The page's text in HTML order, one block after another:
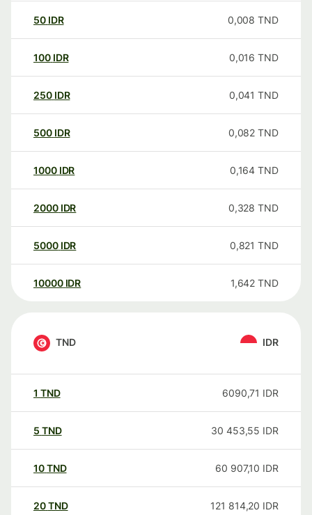
50 IDR 0,008 TND
100 IDR 0,016 TND
250 IDR 0,041 TND
500 IDR 0,082 TND
1000 IDR 0,164 TND
2000 IDR 0,328 TND
5000 IDR 0,821 TND
10000 IDR 1,642 TND
TND IDR
1 TND 6090,71 IDR
5 TND 30 453,55 IDR
10TND 60 907,10 IDR
20TND 121 814,20 IDR